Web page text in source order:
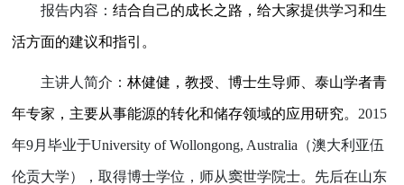
报告内容： 结合自己的成长之路，给大家提供学习和生
活方面的建议和指引。
主讲人简介： 林健健，教授、博士生导师、泰山学者青
年专家，主要从事能源的转化和储存领域的应用研究。 2015
年9月毕业于University of Wollongong, Australia （澳大利亚伍
伦贡大学），取得博士学位，师从窦世学院士。先后在山东